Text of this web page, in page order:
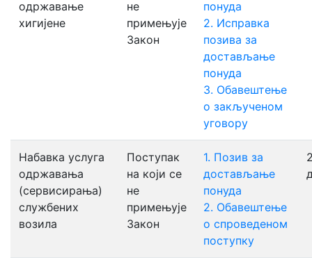
одржавање
хигијене
не
примењује
Закон
понуда
2. Исправка
позива за
достављање
понуда
3. Обавештење
о закљученом
уговору
Набавка услуга
одржавања
(сервисирања)
службених
возила
Поступак
на који се
не
примењује
Закон
1. Позив за
достављање
понуда
2. Обавештење
о спроведеном
поступку